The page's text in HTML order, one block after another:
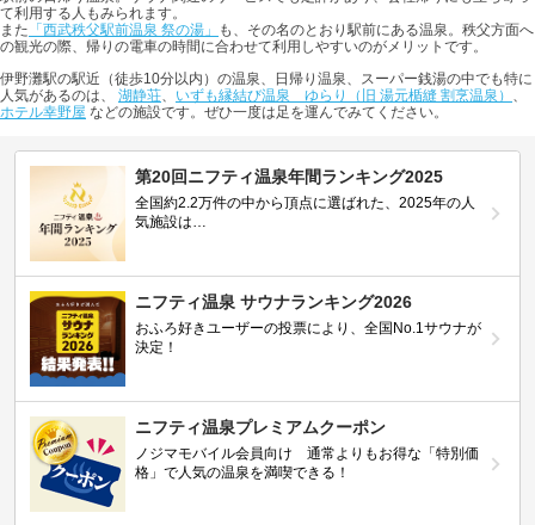
て利用する人もみられます。
また 「西武秩父駅前温泉 祭の湯」
も、その名のとおり駅前にある温泉。秩父方面へ
の観光の際、帰りの電車の時間に合わせて利用しやすいのがメリットです。
伊野灘駅の駅近（徒歩10分以内）の温泉、日帰り温泉、スーパー銭湯の中でも特に
人気があるのは、 湖静荘、 いずも縁結び温泉 ゆらり（旧 湯元楯縫 割烹温泉） 、
ホテル幸野屋 などの施設です。ぜひ一度は足を運んでみてください。
第20回ニフティ温泉年間ランキング2025
全国約2.2万件の中から頂点に選ばれた、2025年の人
気施設は…
ニフティ温泉 サウナランキング2026
おふろ好きユーザーの投票により、全国No.1サウナが
決定！
ニフティ温泉プレミアムクーポン
ノジマモバイル会員向け 通常よりもお得な「特別価
格」で人気の温泉を満喫できる！